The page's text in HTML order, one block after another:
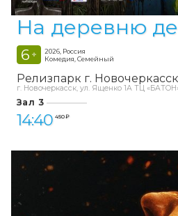
На деревню
6 +
2026, Россия
Комедия, Семейный
Релизпарк г. Новочеркасск
г. Новочеркасск, ул. Ященко 1А ТЦ
Зал 3
14:40 450 ₽